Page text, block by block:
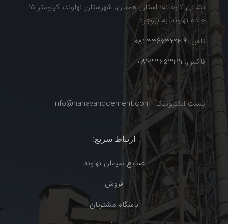
نشانی کارخانه: استان همدان، شهرستان نهاوند، کیلومتر 15
جاده نهاوند به بروجرد
تلفن:9-33653224-081
فاکس: 33653221-081
پست الکترونیک: info@nahavandcement.com
ارتباط سریع:
صنایع سیمان نهاوند
فروش
باشگاه مشتریان